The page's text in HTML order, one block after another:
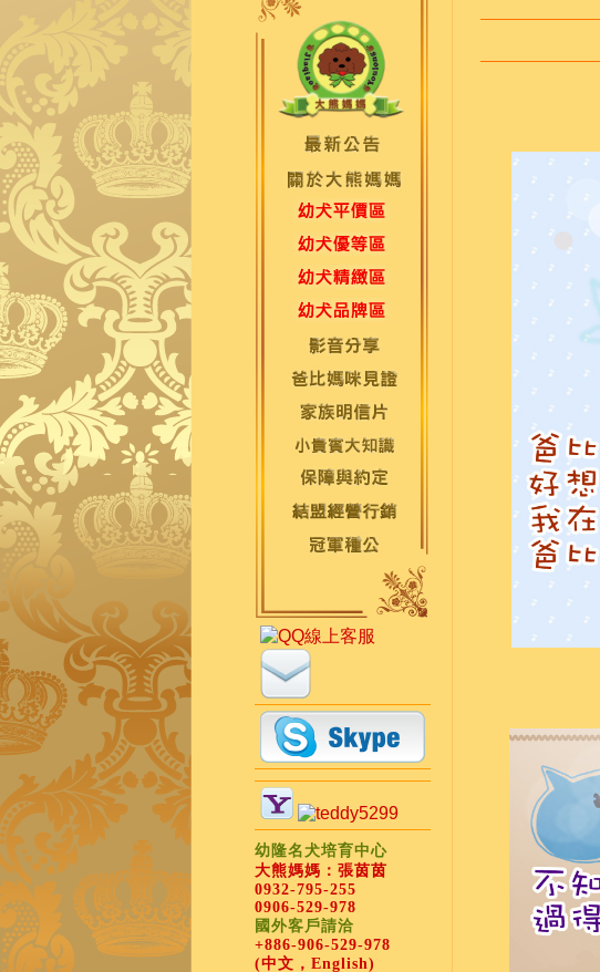
幼隆名犬培育中心
大熊媽媽：張茵茵
0932-795-255
0906-529-978
國外客戶請洽
+886-906-529-978
(中文，English)